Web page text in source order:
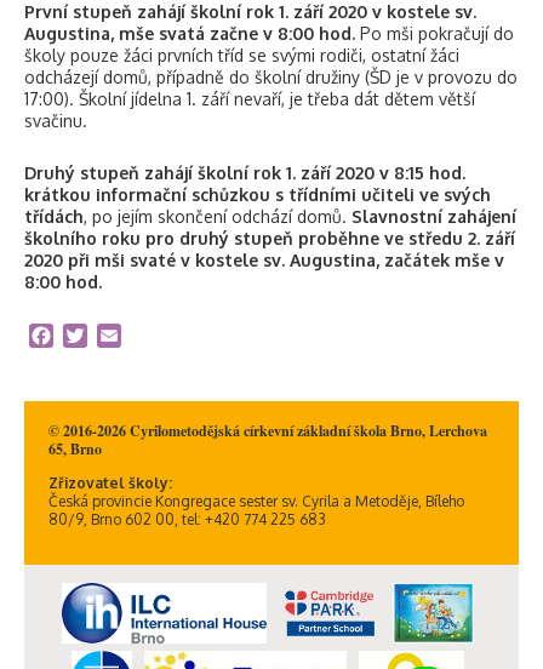
První stupeň zahájí školní rok 1. září 2020 v kostele sv.
Augustina, mše svatá začne v 8:00 hod. Po mši pokračují do
školy pouze žáci prvních tříd se svými rodiči, ostatní žáci
odcházejí domů, případně do školní družiny (ŠD je v provozu do
17:00). Školní jídelna 1. září nevaří, je třeba dát dětem větší
svačinu.
Druhý stupeň zahájí školní rok 1. září 2020 v 8:15 hod.
krátkou informační schůzkou s třídními učiteli ve svých
třídách, po jejím skončení odchází domů. Slavnostní zahájení
školního roku pro druhý stupeň proběhne ve středu 2. září
2020 při mši svaté v kostele sv. Augustina, začátek mše v
8:00 hod.
Facebook
Twitter
© 2016-2026 Cyrilometodějská církevní základní škola Brno, Lerchova
65, Brno
Zřizovatel školy:
Česká provincie Kongregace sester sv. Cyrila a Metoděje, Bíleho
80/9, Brno 602 00, tel: +420 774 225 683